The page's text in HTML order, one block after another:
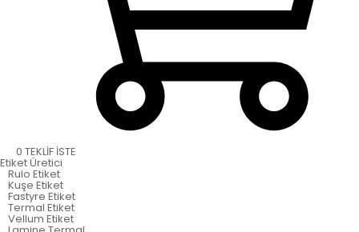
0 TEKLİF İSTE
EtiketÜretici
Rulo Etiket
Kuşe Etiket
Fastyre Etiket
Termal Etiket
Vellum Etiket